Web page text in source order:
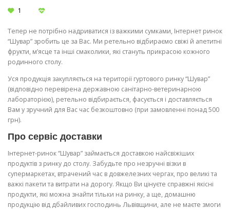
1
Тепер не потрібно надриватися із важкими сумками, Інтернет ринок
“Шувар” зробить це за Вас. Ми ретельно відбираємо свіжі й апетитні
фрукти, м’ясце та інші смаколики, які стануть прикрасою кожного
родинного столу.
Уся продукція закупляється на території гуртового ринку “Шувар”
(відповідно перевірена державною санітарно-ветеринарною
лабораторією), ретельно відбирається, фасується і доставляється
Вам у зручний для Вас час безкоштовно (при замовленні понад 500
грн).
Про сервіс доставки
Інтернет-ринок “Шувар” займається доставкою найсвіжіших
продуктів з ринку до столу. Забудьте про незручні візки в
супермаркетах, втрачений час в довжелезних чергах, про великі та
важкі пакети та витрати на дорогу. Якщо Ви цінуєте справжні якісні
продукти, які можна знайти тільки на ринку, а ще, домашню
продукцію від дбайливих господинь Львівщини, але не маєте змоги